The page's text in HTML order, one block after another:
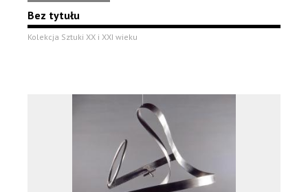
Bez tytułu
Kolekcja Sztuki XX i XXI wieku